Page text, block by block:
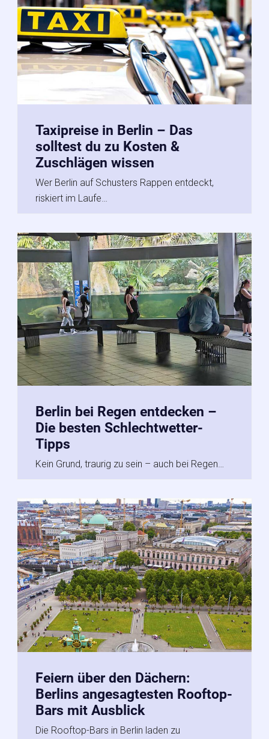
Taxipreise in Berlin – Das
solltest du zu Kosten &
Zuschlägen wissen
Wer Berlin auf Schusters Rappen entdeckt,
riskiert im Laufe…
Berlin bei Regen entdecken –
Die besten Schlechtwetter-
Tipps
Kein Grund, traurig zu sein – auch bei Regen…
Feiern über den Dächern:
Berlins angesagtesten Rooftop-
Bars mit Ausblick
Die Rooftop-Bars in Berlin laden zu